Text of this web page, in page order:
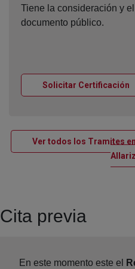
Tiene la consideración y
documento público.
Solicitar Certificación
Ver todos los Tramites
Allariz
Cita previa
En este momento este el